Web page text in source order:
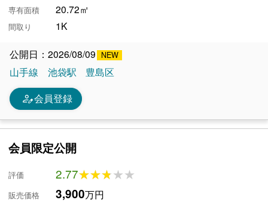
専有面積 20.72㎡
間取り 1K
公開日：2026/08/09
山手線
池袋駅 豊島区
person_edit会員登録
会員限定公開
評価 2.77★★★★★
★★★★★
販売価格 3,900万円